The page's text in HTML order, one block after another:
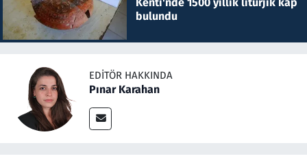
bulundu
EDITÖR HAKKINDA
Pınar Karahan